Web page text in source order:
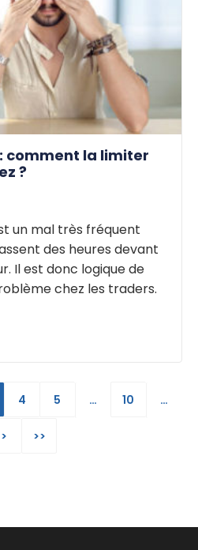
comment la limiter
?
un mal très fréquent
des heures devant
Il est donc logique de
chez les traders.
4 5 … 10 …
> >>